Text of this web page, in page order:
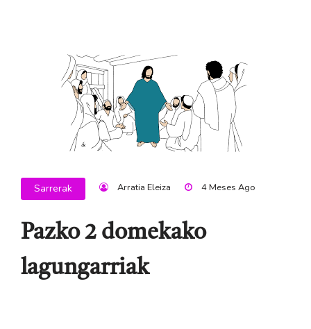
Sarrerak Arratia Eleiza 4 Meses Ago
Pazko 2 domekako
lagungarriak